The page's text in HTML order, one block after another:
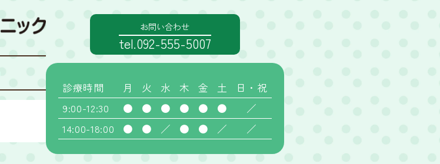
お問い合わせ
tel.092-555-5007
診療時間 月 火 水 木 金 土
日・祝
9:00-12:30
● ● ● ● ● ●
／
14:00-18:00
● ● ／ ● ● ／ ／